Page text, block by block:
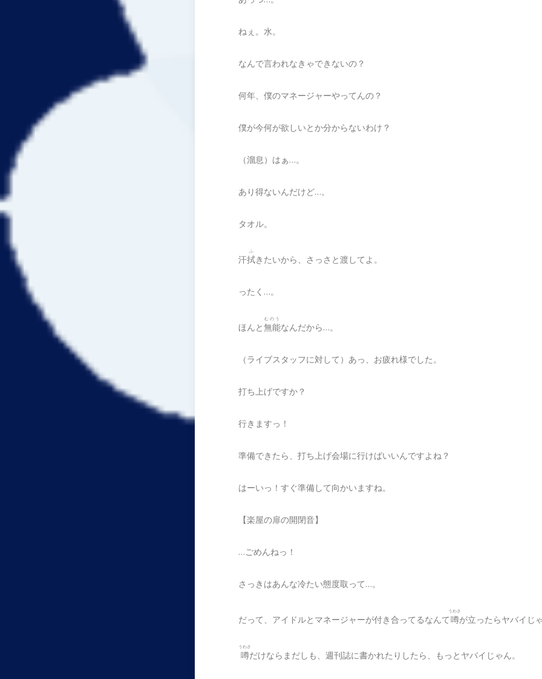
ねぇ。水。
なんで言われなきゃできないの？
何年、僕のマネージャーやってんの？
僕が今何が欲しいとか分からないわけ？
（溜息）はぁ…。
あり得ないんだけど…。
タオル。
汗拭
ふ
きたいから、さっさと渡してよ。
ったく…。
ほんと無能
むのう
なんだから…。
（ライブスタッフに対して）あっ、お疲れ様でした。
打ち上げですか？
行きますっ！
準備できたら、打ち上げ会場に行けばいいんですよね？
はーいっ！すぐ準備して向かいますね。
【楽屋の扉の開閉音】
…ごめんねっ！
さっきはあんな冷たい態度取って…。
だって、アイドルとマネージャーが付き合ってるなんて噂
うわさ
が立ったらヤバイじゃ
噂
うわさ
だけならまだしも、週刊誌に書かれたりしたら、もっとヤバイじゃん。